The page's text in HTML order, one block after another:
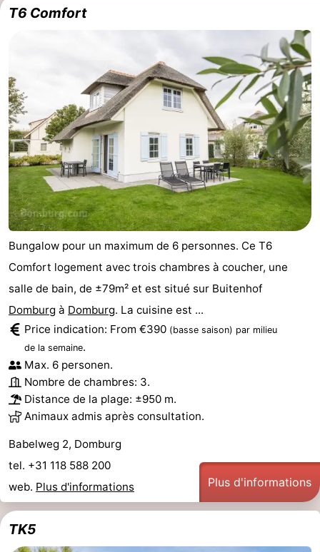
T6 Comfort
Bungalow pour un maximum de 6 personnes. Ce T6
Comfort logement avec trois chambres à coucher, une
salle de bain, de ±79m² et est situé sur Buitenhof
Domburg à Domburg. La cuisine est ...
Price indication: From €390 (basse saison) par milieu
de la semaine.
Max. 6 personen.
Nombre de chambres: 3.
Distance de la plage: ±950 m.
Animaux admis après consultation.
Babelweg 2, Domburg
tel. +31 118 588 200
web. Plus d'informations Plus d'informations
TK5